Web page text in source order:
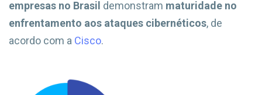
empresas no Brasil demonstram maturidade no
enfrentamento aos ataques cibernéticos, de
acordo com a Cisco.